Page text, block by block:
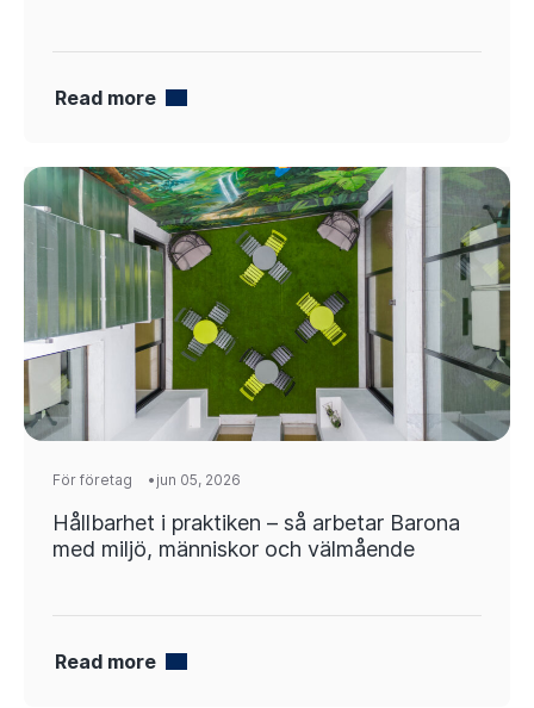
Read more
För företag jun 05, 2026
Hållbarhet i praktiken – så arbetar Barona
med miljö, männi­skor och välmående
Read more